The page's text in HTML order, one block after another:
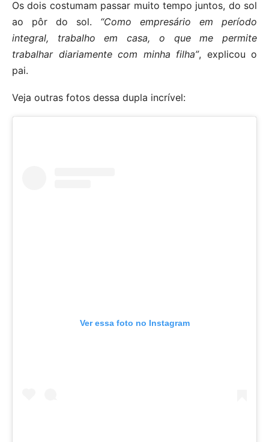
Os dois costumam passar muito tempo juntos, do sol
ao pôr do sol. “Como empresário em período
integral, trabalho em casa, o que me permite
trabalhar diariamente com minha filha”, explicou o
pai.
Veja outras fotos dessa dupla incrível:
Ver essa foto no Instagram